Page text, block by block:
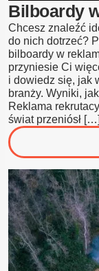
Bilboardy
Chcesz znaleźć
do nich dotrzeć?
bilboardy w
przyniesie Ci
i dowiedz się, jak
branży. Wyniki,
Reklama
świat przeniósł […]